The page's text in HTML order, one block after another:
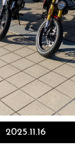
2025.11.16